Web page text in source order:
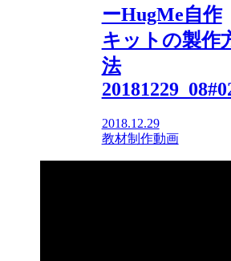
ーHugMe自作
キットの製作
法
2018.12.29
教材制作動画